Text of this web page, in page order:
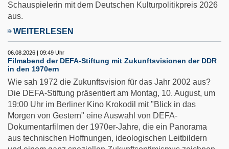
Schauspielerin mit dem Deutschen Kulturpolitikpreis 2026
aus.
WEITERLESEN
06.08.2026 | 09:49 Uhr
Filmabend der DEFA-Stiftung mit Zukunftsvisionen der DDR
in den 1970ern
Wie sah 1972 die Zukunftsvision für das Jahr 2002 aus?
Die DEFA-Stiftung präsentiert am Montag, 10. August, um
19:00 Uhr im Berliner Kino Krokodil mit "Blick in das
Morgen von Gestern" eine Auswahl von DEFA-
Dokumentarfilmen der 1970er-Jahre, die ein Panorama
aus technischen Hoffnungen, ideologischen Leitbildern